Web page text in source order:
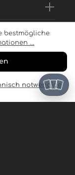
bestmögliche
...
notwendige